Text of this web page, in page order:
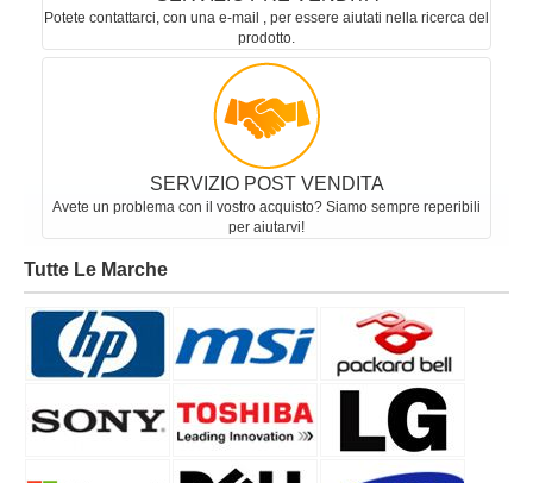
Potete contattarci, con una e-mail , per essere aiutati nella ricerca del
prodotto.
SERVIZIO POST VENDITA
Avete un problema con il vostro acquisto? Siamo sempre reperibili
per aiutarvi!
Tutte Le Marche